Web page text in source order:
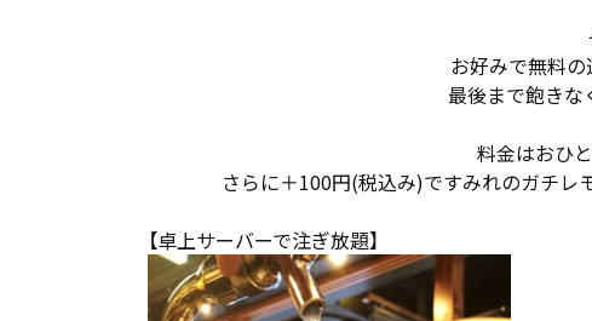
お好みで無料の
最後まで飽きな
料金はおひ
さらに＋100円(税込み)ですみれのガチレ
【卓上サーバーで注ぎ放題】